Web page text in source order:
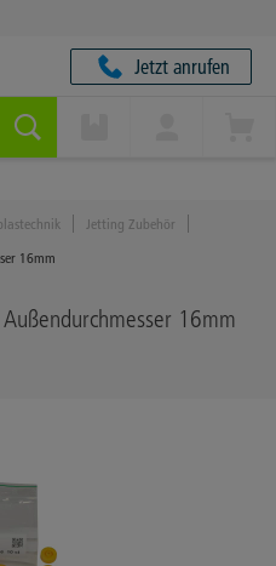
Jetzt anrufen
Jetting Zubehör
16mm
Außendurchmesser 16mm